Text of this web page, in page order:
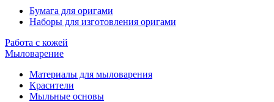
Бумага для оригами
Наборы для изготовления оригами
Работа с кожей
Мыловарение
Материалы для мыловарения
Красители
Мыльные основы